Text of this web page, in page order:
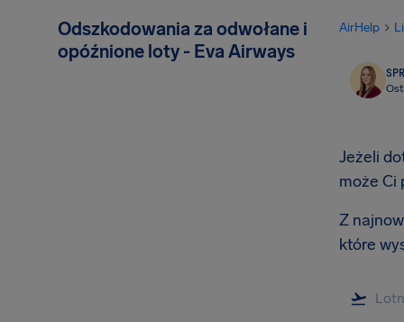
Odszkodowania za odwołane i
opóźnione loty - Eva Airways
AirHelp
Jeżeli
może Ci
Z
które